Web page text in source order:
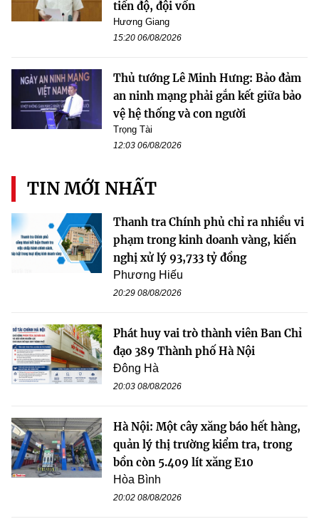
tiến độ, đội vốn
Hương Giang
15:20 06/08/2026
Thủ tướng Lê Minh Hưng: Bảo đảm
an ninh mạng phải gắn kết giữa bảo
vệ hệ thống và con người
Trọng Tài
12:03 06/08/2026
TIN MỚI NHẤT
Thanh tra Chính phủ chỉ ra nhiều vi
phạm trong kinh doanh vàng, kiến
nghị xử lý 93,733 tỷ đồng
Phương Hiếu
20:29 08/08/2026
Phát huy vai trò thành viên Ban Chỉ
đạo 389 Thành phố Hà Nội
Đông Hà
20:03 08/08/2026
Hà Nội: Một cây xăng báo hết hàng,
quản lý thị trường kiểm tra, trong
bồn còn 5.409 lít xăng E10
Hòa Bình
20:02 08/08/2026